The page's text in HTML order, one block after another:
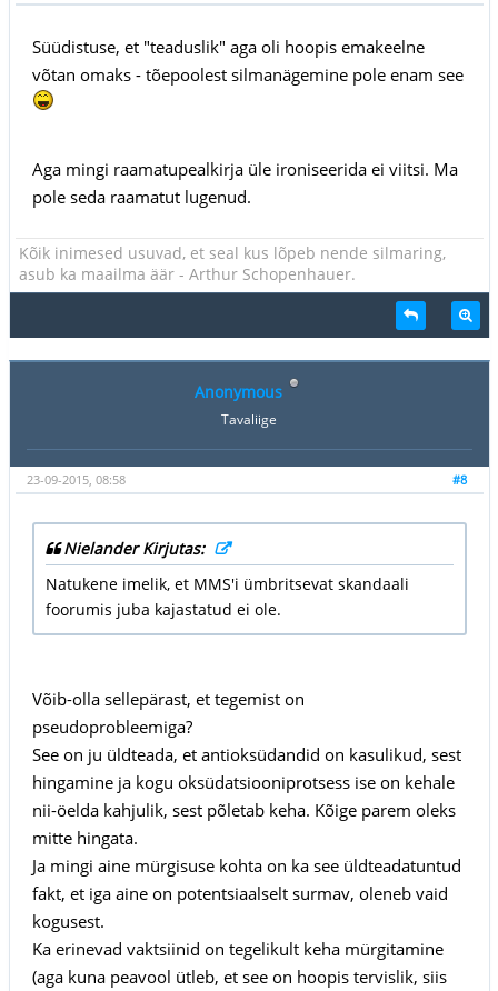
Süüdistuse, et "teaduslik" aga oli hoopis emakeelne
võtan omaks - tõepoolest silmanägemine pole enam see
Aga mingi raamatupealkirja üle ironiseerida ei viitsi. Ma
pole seda raamatut lugenud.
Kõik inimesed usuvad, et seal kus lõpeb nende silmaring,
asub ka maailma äär - Arthur Schopenhauer.
Anonymous
Tavaliige
#8
23-09-2015, 08:58
Nielander Kirjutas:
Natukene imelik, et MMS'i ümbritsevat skandaali
foorumis juba kajastatud ei ole.
Võib-olla sellepärast, et tegemist on
pseudoprobleemiga?
See on ju üldteada, et antioksüdandid on kasulikud, sest
hingamine ja kogu oksüdatsiooniprotsess ise on kehale
nii-öelda kahjulik, sest põletab keha. Kõige parem oleks
mitte hingata.
Ja mingi aine mürgisuse kohta on ka see üldteadatuntud
fakt, et iga aine on potentsiaalselt surmav, oleneb vaid
kogusest.
Ka erinevad vaktsiinid on tegelikult keha mürgitamine
(aga kuna peavool ütleb, et see on hoopis tervislik, siis